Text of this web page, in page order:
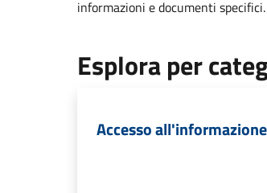
informazioni e documenti specifici.
Esplora per
Accesso all'informazione